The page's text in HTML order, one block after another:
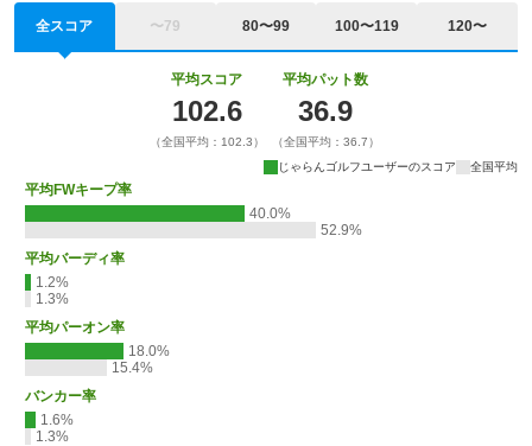
全スコア 〜79 80〜99 100〜119 120〜
平均スコア
102.6
（全国平均：102.3）
平均パット数
36.9
（全国平均：36.7）
じゃらんゴルフユーザーのスコア
全国平均
平均FWキープ率
40.0%
52.9%
平均バーディ率
1.2%
1.3%
平均パーオン率
18.0%
15.4%
バンカー率
1.6%
1.3%